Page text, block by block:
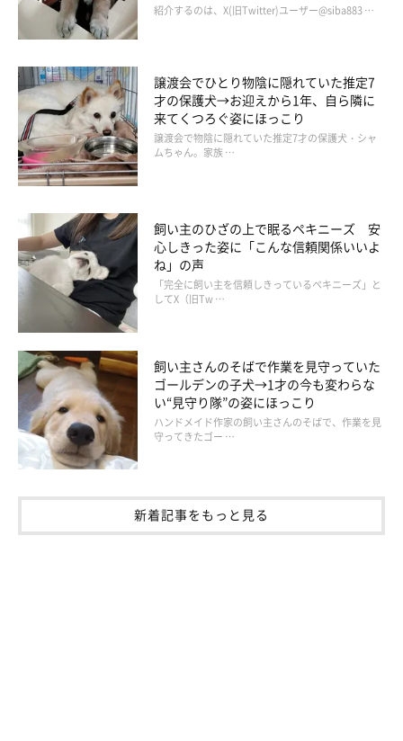
紹介するのは、X(旧Twitter)ユーザー@siba883 …
譲渡会でひとり物陰に隠れていた推定7
才の保護犬→お迎えから1年、自ら隣に
来てくつろぐ姿にほっこり
譲渡会で物陰に隠れていた推定7才の保護犬・シャ
ムちゃん。家族 …
飼い主のひざの上で眠るペキニーズ 安
心しきった姿に「こんな信頼関係いいよ
ね」の声
「完全に飼い主を信頼しきっているペキニーズ」と
してX（旧Tw …
飼い主さんのそばで作業を見守っていた
ゴールデンの子犬→1才の今も変わらな
い“見守り隊”の姿にほっこり
ハンドメイド作家の飼い主さんのそばで、作業を見
守ってきたゴー …
新着記事をもっと見る